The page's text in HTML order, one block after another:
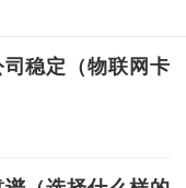
稳定（物联网卡